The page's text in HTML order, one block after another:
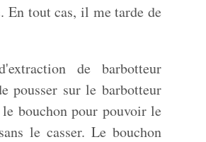
En tout cas, il me tarde de
de barbotteur
pousser sur le barbotteur
bouchon pour pouvoir le
le casser. Le bouchon